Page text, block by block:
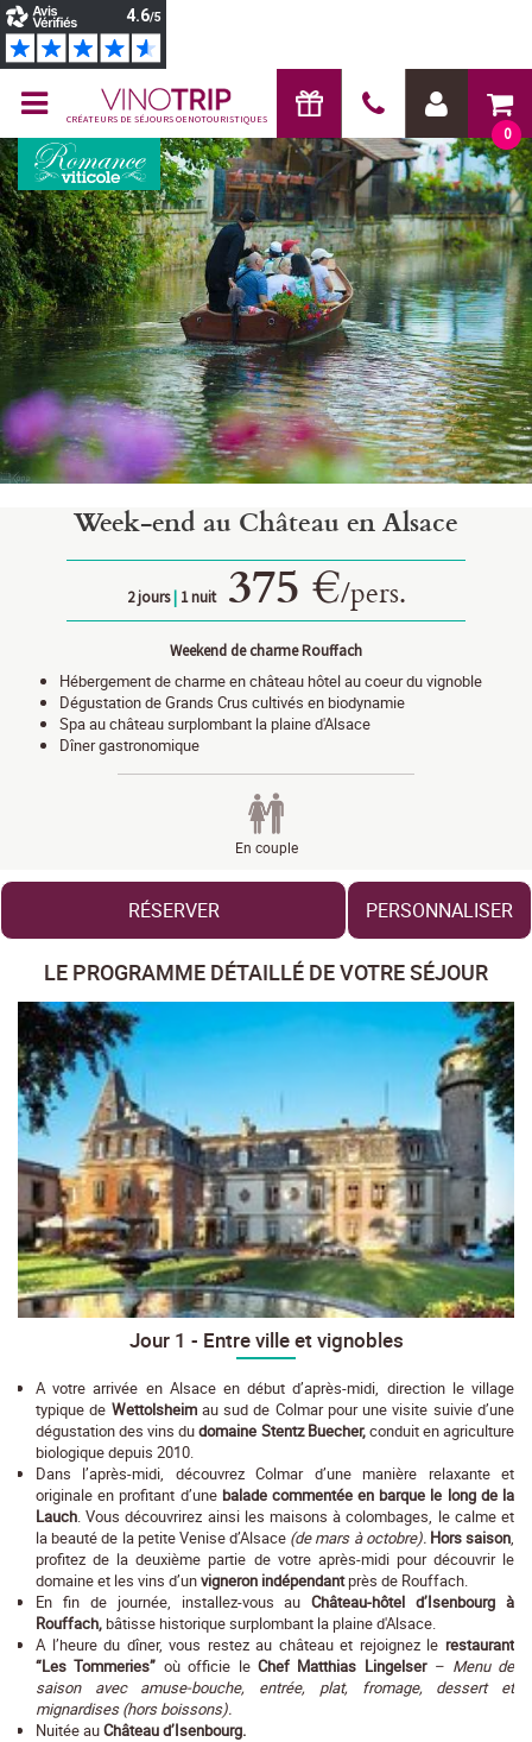
0
CRÉATEURS DE SÉJOURS OENOTOURISTIQUES
Week-end au Château en Alsace
2 jours|1 nuit 375 €/pers.
Weekend de charme Rouffach
Hébergement de charme en château hôtel au coeur du vignoble
Dégustation de Grands Crus cultivés en biodynamie
Spa au château surplombant la plaine d'Alsace
Dîner gastronomique
En couple
RÉSERVER PERSONNALISER
LE PROGRAMME DÉTAILLÉ DE VOTRE SÉJOUR
Jour 1 - Entre ville et vignobles
A votre arrivée en Alsace en début d’après-midi, direction le village
typique de Wettolsheimau sud de Colmar pour une visite suivie d’une
dégustation des vins dudomaine Stentz Buecher,conduit en agriculture
biologique depuis 2010.
Dans l’après-midi, découvrez Colmar d’une manière relaxante et
originale en profitant d’une balade commentée en barque le long de la
Lauch. Vous découvrirez ainsi les maisons à colombages, le calme et
la beauté de la petite Venise d’Alsace (de mars à octobre). Hors saison,
profitez de la deuxième partie de votre après-midi pour découvrir le
domaine et les vins d’unvigneron indépendantprès de Rouffach.
En fin de journée, installez-vous auChâteau-hôtel d’Isenbourg à
Rouffach,bâtisse historique surplombant la plaine d'Alsace.
A l’heure du dîner, vous restez au château et rejoignez le restaurant
“Les Tommeries” où officie leChef Matthias Lingelser – Menu de
saison avec amuse-bouche, entrée, plat, fromage, dessert et
mignardises (hors boissons).
Nuitée auChâteau d’Isenbourg.